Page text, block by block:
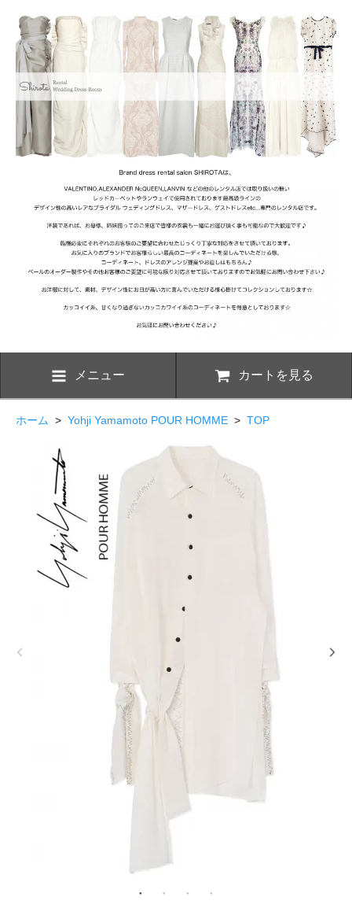
メニュー カートを見る
ホーム > Yohji Yamamoto POUR HOMME > TOP